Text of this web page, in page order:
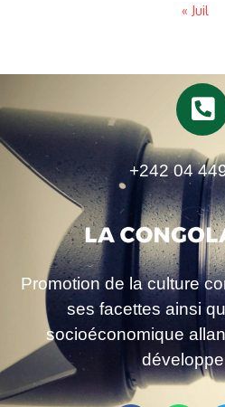
« Juil
+242 04
Promotion de la culture
ses facettes ainsi
socioéconomique